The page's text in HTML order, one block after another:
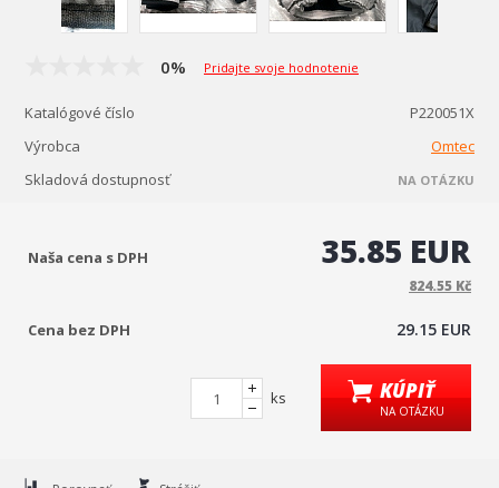
0% Pridajte svoje hodnotenie
Katalógové číslo
P220051X
Výrobca
Omtec
Skladová dostupnosť
NA OTÁZKU
Naša cena s DPH 35.85 EUR
824.55 Kč
Cena bez DPH 29.15 EUR
ks KÚPIŤ
NA OTÁZKU